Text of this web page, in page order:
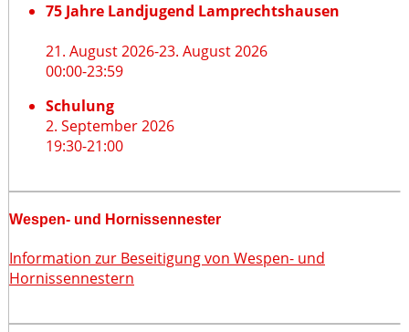
75 Jahre Landjugend Lamprechtshausen
21. August 2026-23. August 2026
00:00-23:59
Schulung
2. September 2026
19:30-21:00
Wespen- und Hornissennester
Information zur Beseitigung von Wespen- und
Hornissennestern